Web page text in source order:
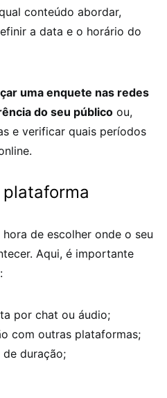
conteúdo abordar,
a data e o horário do
uma enquete nas redes
do seu público ou,
e verificar quais períodos
plataforma
de escolher onde o seu
Aqui, é importante
por chat ou áudio;
com outras plataformas;
de duração;